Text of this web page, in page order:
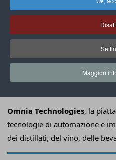
Maggiori
Omnia Technologies, la
tecnologie di automazione e
dei distillati, del vino, delle
prodotti lattiero-caseari e del